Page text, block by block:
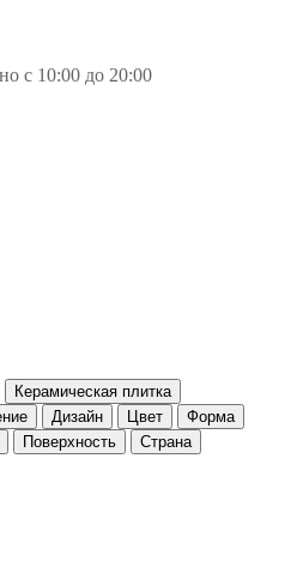
с 10:00 до 20:00
Керамическая плитка
Дизайн Цвет
Форма
Поверхность Страна